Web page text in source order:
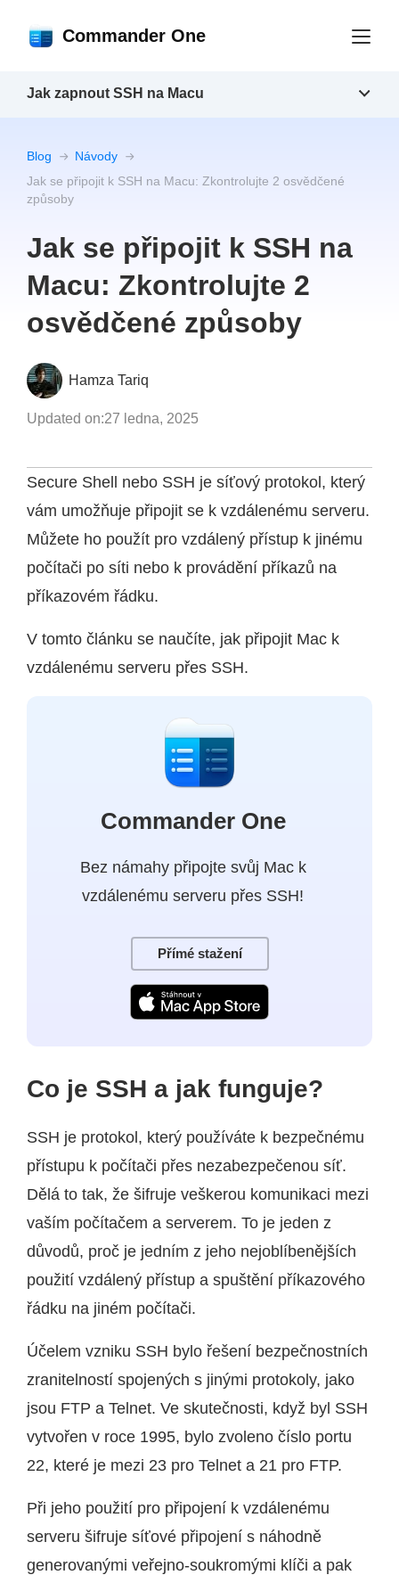
Commander One
Blog
Návody
Jak se připojit k SSH na Macu: Zkontrolujte 2 osvědčené
způsoby
Jak se připojit k SSH na
Macu: Zkontrolujte 2
osvědčené způsoby
Hamza Tariq
Updated on:27 ledna, 2025
Secure Shell nebo SSH je síťový protokol, který
vám umožňuje připojit se k vzdálenému serveru.
Můžete ho použít pro vzdálený přístup k jinému
počítači po síti nebo k provádění příkazů na
příkazovém řádku.
V tomto článku se naučíte, jak připojit Mac k
vzdálenému serveru přes SSH.
Commander One
Bez námahy připojte svůj Mac k
vzdálenému serveru přes SSH!
Přímé stažení
Co je SSH a jak funguje?
SSH je protokol, který používáte k bezpečnému
přístupu k počítači přes nezabezpečenou síť.
Dělá to tak, že šifruje veškerou komunikaci mezi
vaším počítačem a serverem. To je jeden z
důvodů, proč je jedním z jeho nejoblíbenějších
použití vzdálený přístup a spuštění příkazového
řádku na jiném počítači.
Účelem vzniku SSH bylo řešení bezpečnostních
zranitelností spojených s jinými protokoly, jako
jsou FTP a Telnet. Ve skutečnosti, když byl SSH
vytvořen v roce 1995, bylo zvoleno číslo portu
22, které je mezi 23 pro Telnet a 21 pro FTP.
Při jeho použití pro připojení k vzdálenému
serveru šifruje síťové připojení s náhodně
generovanými veřejno-soukromými klíči a pak
Jak zapnout SSH na Macu